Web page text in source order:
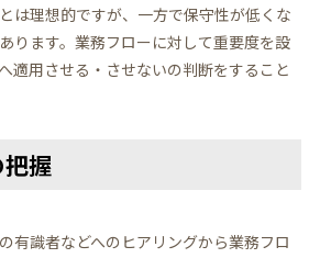
は理想的ですが、一方で保守性が低くな
ります。業務フローに対して重要度を設
適用させる・させないの判断をすること
握
有識者などへのヒアリングから業務フロ